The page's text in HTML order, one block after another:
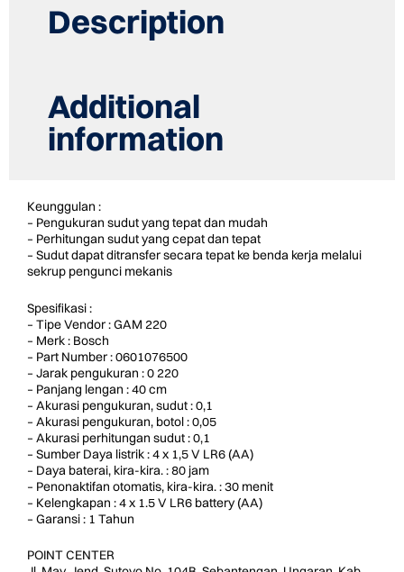
MEASURINGDescription
Additional
information
Keunggulan :
– Pengukuran sudut yang tepat dan mudah
– Perhitungan sudut yang cepat dan tepat
– Sudut dapat ditransfer secara tepat ke benda kerja melalui
sekrup pengunci mekanis
Spesifikasi :
– Tipe Vendor : GAM 220
– Merk : Bosch
– Part Number : 0601076500
– Jarak pengukuran : 0 220
– Panjang lengan : 40 cm
– Akurasi pengukuran, sudut : 0,1
– Akurasi pengukuran, botol : 0,05
– Akurasi perhitungan sudut : 0,1
– Sumber Daya listrik : 4 x 1,5 V LR6 (AA)
– Daya baterai, kira-kira. : 80 jam
– Penonaktifan otomatis, kira-kira. : 30 menit
– Kelengkapan : 4 x 1.5 V LR6 battery (AA)
– Garansi : 1 Tahun
POINT CENTER